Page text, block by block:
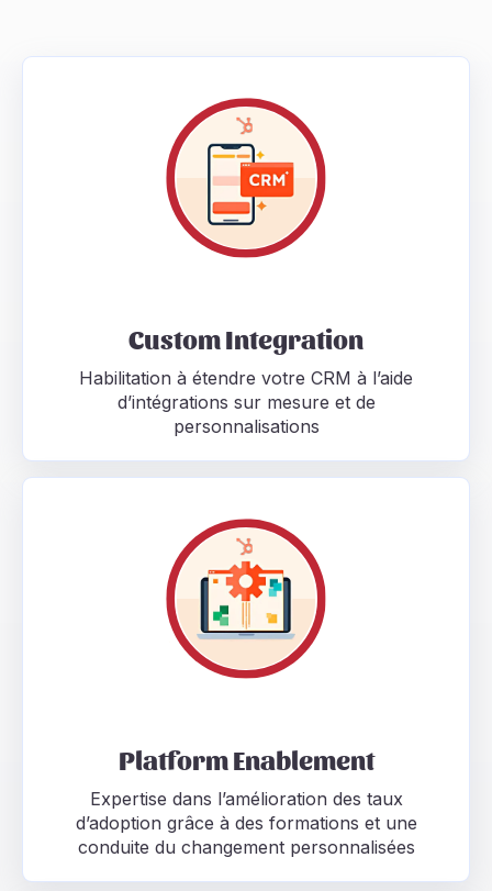
Custom Integration Habilitation à étendre votre
Custom Integration
Habilitation à étendre votre CRM à l’aide
d’intégrations sur mesure et de
personnalisations
Platform Enablement Expertise dans l’amélioration
Platform Enablement
Expertise dans l’amélioration des taux
d’adoption grâce à des formations et une
conduite du changement personnalisées